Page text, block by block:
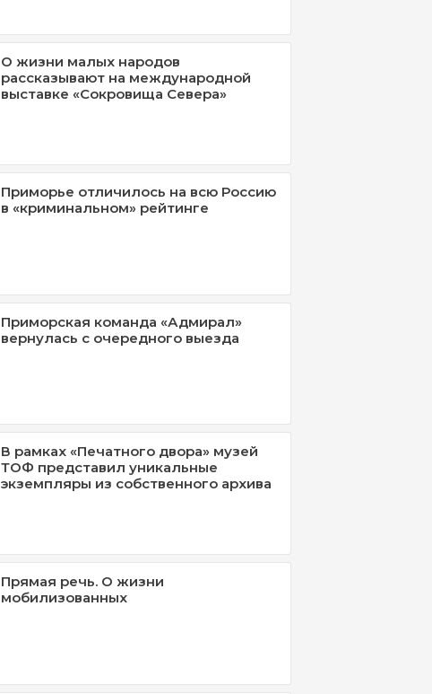
О жизни малых народов
рассказывают на международной
выставке «Сокровища Севера»
Приморье отличилось на всю Россию
в «криминальном» рейтинге
Приморская команда «Адмирал»
вернулась с очередного выезда
В рамках «Печатного двора» музей
ТОФ представил уникальные
экземпляры из собственного архива
Прямая речь. О жизни
мобилизованных